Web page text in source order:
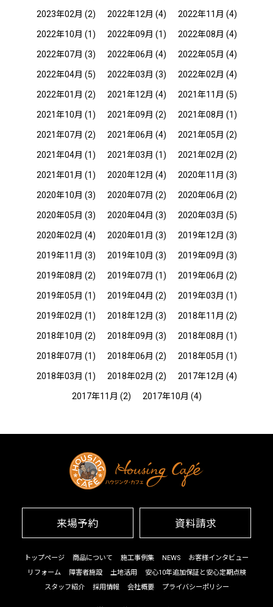
2023年02月 (2) 2022年12月 (4) 2022年11月 (4)
2022年10月 (1) 2022年09月 (1) 2022年08月 (4)
2022年07月 (3) 2022年06月 (4) 2022年05月 (4)
2022年04月 (5) 2022年03月 (3) 2022年02月 (4)
2022年01月 (2) 2021年12月 (4) 2021年11月 (5)
2021年10月 (1) 2021年09月 (2) 2021年08月 (1)
2021年07月 (2) 2021年06月 (4) 2021年05月 (2)
2021年04月 (1) 2021年03月 (1) 2021年02月 (2)
2021年01月 (1) 2020年12月 (4) 2020年11月 (3)
2020年10月 (3) 2020年07月 (2) 2020年06月 (2)
2020年05月 (3) 2020年04月 (3) 2020年03月 (5)
2020年02月 (4) 2020年01月 (3) 2019年12月 (3)
2019年11月 (3) 2019年10月 (3) 2019年09月 (3)
2019年08月 (2) 2019年07月 (1) 2019年06月 (2)
2019年05月 (1) 2019年04月 (2) 2019年03月 (1)
2019年02月 (1) 2018年12月 (3) 2018年11月 (2)
2018年10月 (2) 2018年09月 (3) 2018年08月 (1)
2018年07月 (1) 2018年06月 (2) 2018年05月 (1)
2018年03月 (1) 2018年02月 (2) 2017年12月 (4)
2017年11月 (2) 2017年10月 (4)
来場予約 資料請求
トップページ 商品について 施工事例集 NEWS
お客様インタビュー
リフォーム
障害者施設 土地活用
安心10年追加保証と安心定期点検
スタッフ紹介
採用情報 会社概要 プライバシーポリシー